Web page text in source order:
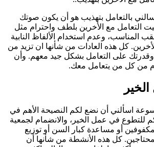
بالتعامل بتهذيب هو أن يكون صوتك
التعامل مع الأخرين بلطف واحترام مثل
المناسب، وعدم استخدام الألفاظ النابية
كل هذه العادات من شأنها ان تزيد من
على التعامل بشكل جيد معهم. وأن
من كل من يتعامل معك.
اسألني أن نضع لكم النصيحة الأهم في
للتطوع في عمل الخير، والانضمام لجمعية
أو مساعدة كبار السن أو توزيع
كل هذه الأنشطة من شأنها أن